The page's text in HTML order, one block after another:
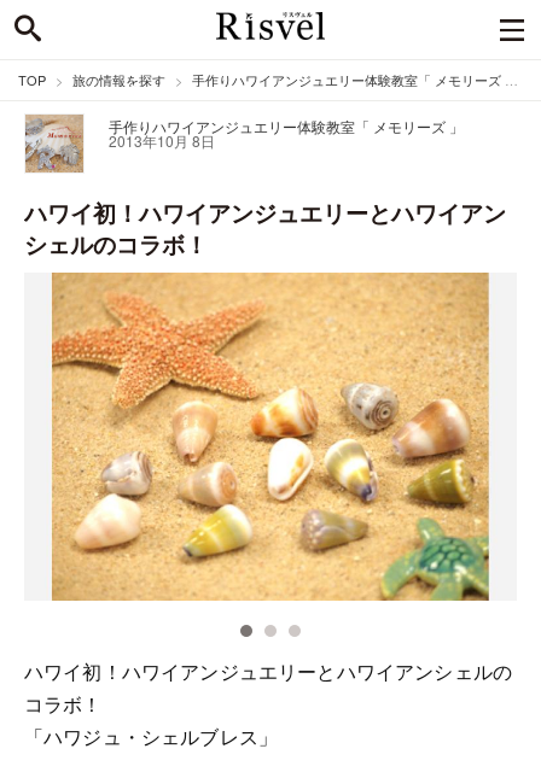
TOP 旅の情報を探す 手作りハワイアンジュエリー体験教室「 メモリーズ 」のニュース
手作りハワイアンジュエリー体験教室「 メモリーズ 」
2013年10月 8日
ハワイ初！ハワイアンジュエリーとハワイアン
シェルのコラボ！
ハワイ初！ハワイアンジュエリーとハワイアンシェルの
コラボ！
「ハワジュ・シェルブレス」